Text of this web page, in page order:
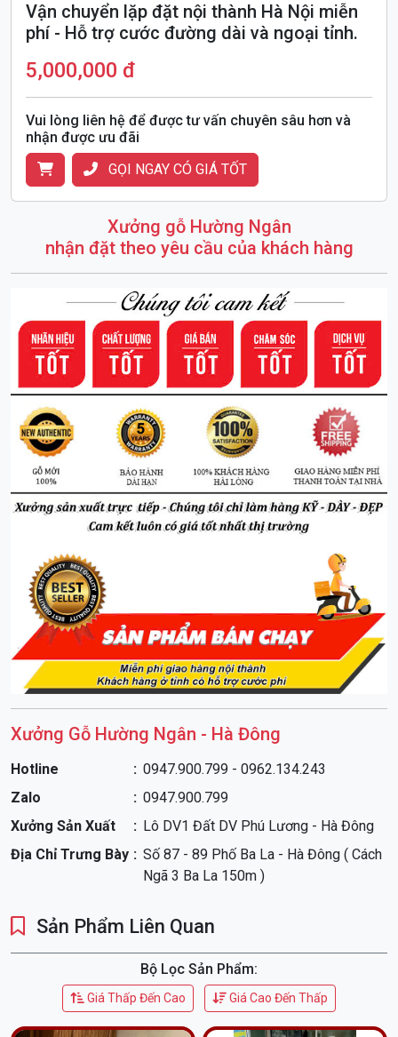
Vận chuyển lặp đặt nội thành Hà Nội miễn
phí - Hỗ trợ cước đường dài và ngoại tỉnh.
5,000,000 đ
Vui lòng liên hệ để được tư vấn chuyên sâu hơn và
nhận được ưu đãi
GỌI NGAY CÓ GIÁ TỐT
Xưởng gỗ Hường Ngân
nhận đặt theo yêu cầu của khách hàng
Xưởng Gỗ Hường Ngân - Hà Đông
Hotline
0947.900.799 - 0962.134.243
Zalo
0947.900.799
Xưởng Sản Xuất
Lô DV1 Đất DV Phú Lương - Hà Đông
Địa Chỉ Trưng Bày
Số 87 - 89 Phố Ba La - Hà Đông ( Cách
Ngã 3 Ba La 150m )
Sản Phẩm Liên Quan
Bộ Lọc Sản Phẩm:
Giá Thấp Đến Cao Giá Cao Đến Thấp